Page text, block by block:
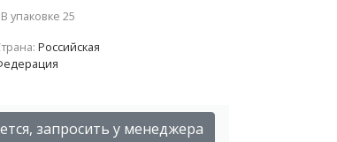
упаковке 25
Российская
запросить у менеджера